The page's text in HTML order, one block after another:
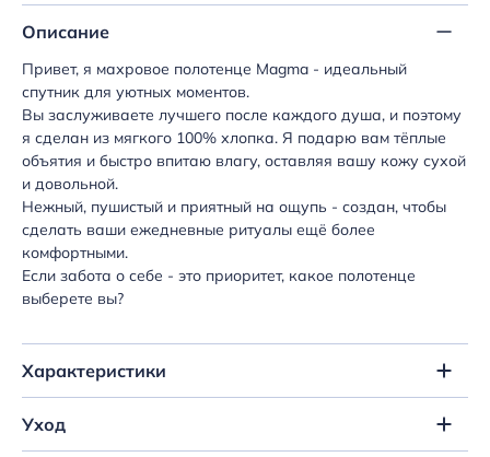
Описание
Привет, я махровое полотенце Magma - идеальный
спутник для уютных моментов.
Вы заслуживаете лучшего после каждого душа, и поэтому
я сделан из мягкого 100% хлопка. Я подарю вам тёплые
объятия и быстро впитаю влагу, оставляя вашу кожу сухой
и довольной.
Нежный, пушистый и приятный на ощупь - создан, чтобы
сделать ваши ежедневные ритуалы ещё более
комфортными.
Если забота о себе - это приоритет, какое полотенце
выберете вы?
Характеристики
Уход